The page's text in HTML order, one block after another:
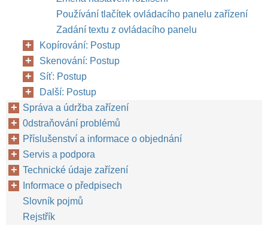
Používání tlačítek ovládacího panelu zařízení
Zadání textu z ovládacího panelu
Kopírování: Postup
Skenování: Postup
Síť: Postup
Další: Postup
Správa a údržba zařízení
0dstraňování problémů
Příslušenství a informace o objednání
Servis a podpora
Technické údaje zařízení
Informace o předpisech
Slovník pojmů
Rejstřík